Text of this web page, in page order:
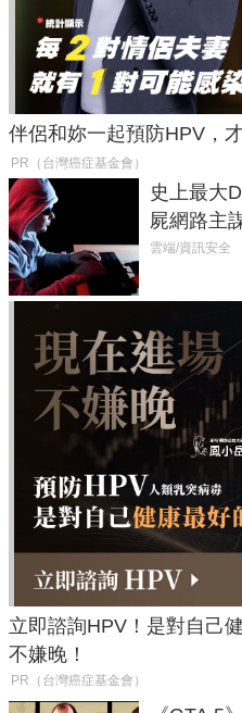
伴侶和妳一起預防HPV，
PR（台灣癌症基金會）
史上最大
屍網路主
癱瘓全球！
雲端/資訊安全
立即諮詢HPV！是對自己
不嫌晚！
PR（台灣癌症基金會）